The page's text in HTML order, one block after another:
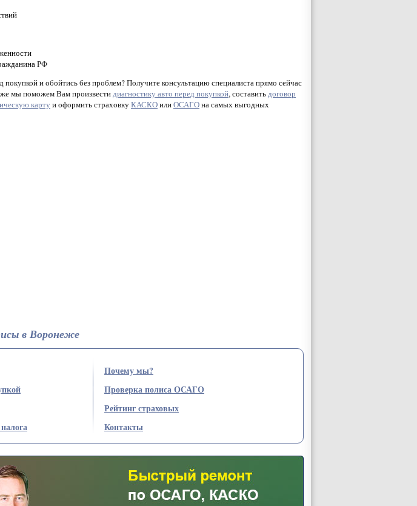
РФ
покупкой и обойтись без проблем? Получите консультацию специалиста прямо сейчас
мы поможем Вам произвестидиагностику авто перед покупкой, составитьдоговор
картуи оформить страховкуКАСКОилиОСАГОна самых выгодных
в Воронеже
Почему мы?
Проверка полиса ОСАГО
Рейтинг страховых
Контакты